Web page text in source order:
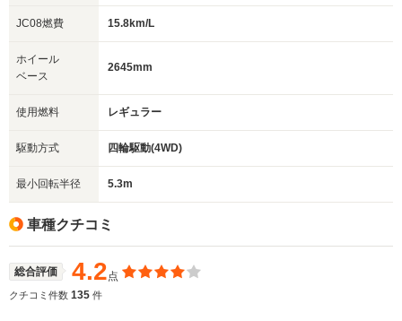
JC08燃費 15.8km/L
ホイール
ベース
2645mm
使用燃料 レギュラー
駆動方式 四輪駆動(4WD)
最小回転半径 5.3m
車種クチコミ
総合評価 4.2点
クチコミ件数 135 件